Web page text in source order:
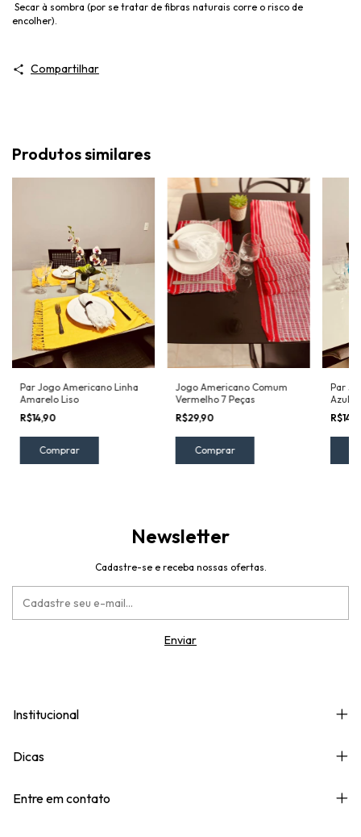
Secar à sombra (por se tratar de fibras naturais corre o risco de
encolher).
Compartilhar
Produtos similares
Par Jogo Americano Linha
Amarelo Liso
R$14,90
Jogo Americano Comum
Vermelho 7 Peças
R$29,90
Par
Azul
Newsletter
Cadastre-se e receba nossas ofertas.
Institucional
Dicas
Entre em contato